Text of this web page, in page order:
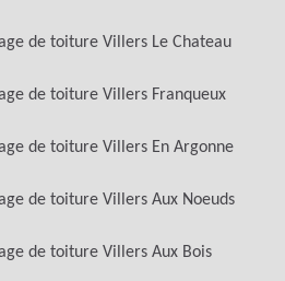
de toiture Villers Le Chateau
de toiture Villers Franqueux
de toiture Villers En Argonne
de toiture Villers Aux Noeuds
de toiture Villers Aux Bois